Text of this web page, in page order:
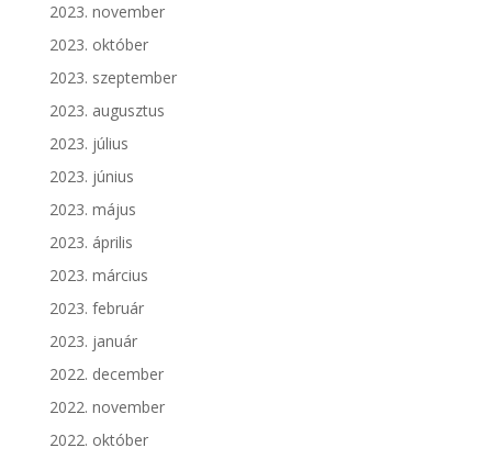
2023. november
2023. október
2023. szeptember
2023. augusztus
2023. július
2023. június
2023. május
2023. április
2023. március
2023. február
2023. január
2022. december
2022. november
2022. október